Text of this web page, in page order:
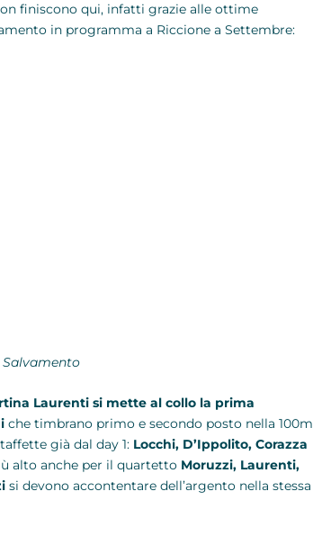
finiscono qui, infatti grazie alle ottime
in programma a Riccione a Settembre:
Salvamento
Laurenti si mette al collo la prima
che timbrano primo e secondo posto nella 100m
già dal day 1: Locchi, D’Ippolito, Corazza
alto anche per il quartetto Moruzzi, Laurenti,
si devono accontentare dell’argento nella stessa